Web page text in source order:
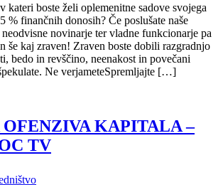
kateri boste želi oplemenitne sadove svojega
% finančnih donosih? Če poslušate naše
novinarje ter vladne funkcionarje pa
še kaj zraven! Zraven boste dobili razgradnjo
bedo in revščino, neenakost in povečani
Ne verjameteSpremljajte […]
KAPITALA –
TV